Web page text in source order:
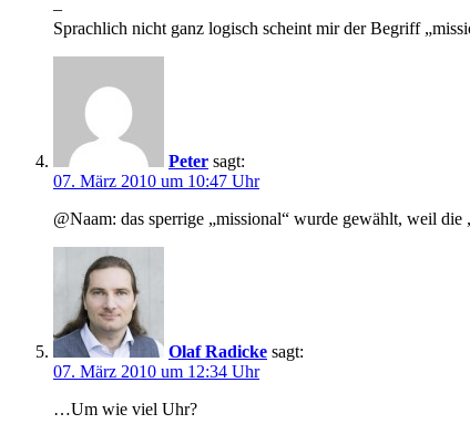
–
Sprachlich nicht ganz logisch scheint mir der Begriff
Peter sagt:
07. März 2010 um 10:47 Uhr
@Naam: das sperrige „missional“ wurde gewählt, weil
Olaf Radicke sagt:
07. März 2010 um 12:34 Uhr
…Um wie viel Uhr?